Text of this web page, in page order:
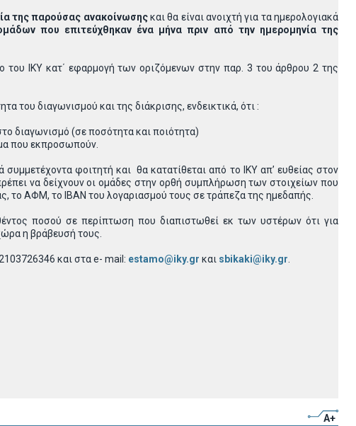
της παρούσας ανακοίνωσηςκαι θα είναι ανοιχτή για τα ημερολογιακά
που επιτεύχθηκαν ένα μήνα πριν από την ημερομηνία της
του ΙΚΥ κατ΄ εφαρμογή των οριζόμενων στην παρ. 3 του άρθρου 2 της
του διαγωνισμού και της διάκρισης, ενδεικτικά, ότι :
διαγωνισμό (σε ποσότητα και ποιότητα)
που εκπροσωπούν.
φοιτητή και θα κατατίθεται από το ΙΚΥ απ’ ευθείας στον
να δείχνουν οι ομάδες στην ορθή συμπλήρωση των στοιχείων που
το ΑΦΜ, το ΙΒΑΝ του λογαριασμού τους σε τράπεζα της ημεδαπής.
ποσού σε περίπτωση που διαπιστωθεί εκ των υστέρων ότι για
η βράβευσή τους.
και στα e- mail: estamo@iky.gr και sbikaki@iky.gr
A+